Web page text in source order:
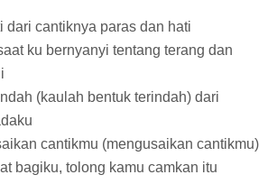
dari cantiknya paras dan hati
ku bernyanyi tentang terang dan
(kaulah bentuk terindah) dari
cantikmu (mengusaikan cantikmu)
bagiku, tolong kamu camkan itu